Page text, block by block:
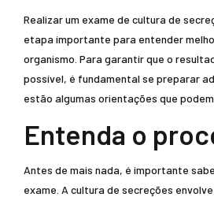
Realizar um exame de cultura de
etapa importante para entender
organismo. Para garantir que o
possível, é fundamental se preparar
estão algumas orientações que
Entenda o
Antes de mais nada, é importante
exame. A cultura de secreções